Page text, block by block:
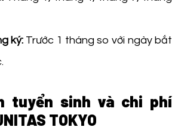
ký: Trước 1 tháng so với ngày bắt
tuyển sinh và chi phí
TOKYO